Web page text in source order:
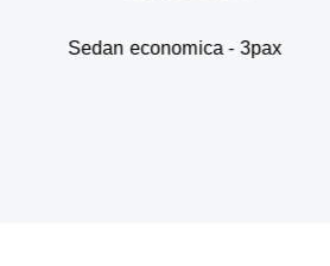
economica - 3pax